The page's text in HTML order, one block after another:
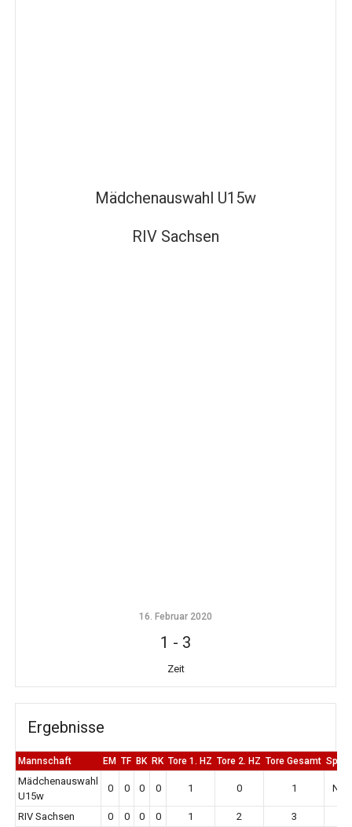
Mädchenauswahl U15w
RIV Sachsen
16. Februar 2020
1 - 3
Zeit
Ergebnisse
Mannschaft EM TF BK RK Tore 1. HZ Tore 2. HZ Tore Gesamt
Mädchenauswahl
U15w
0 0 0 0 1 0 1
RIV Sachsen 0 0 0 0 1 2 3